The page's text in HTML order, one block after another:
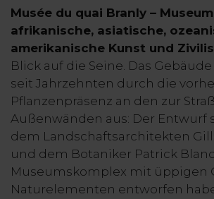
Musée du quai Branly –
afrikanische, asiatische,
amerikanische Kunst und
Blick auf die Seine. Das
seit Jahrzehnten durch die
Pflanzenpräsenz an den zur
Außenwänden aus: Der Entwurf
dem Landschaftsarchitekten
und dem Botaniker Patrick
Museumskomplex mit üppigen
Naturelementen entworfen